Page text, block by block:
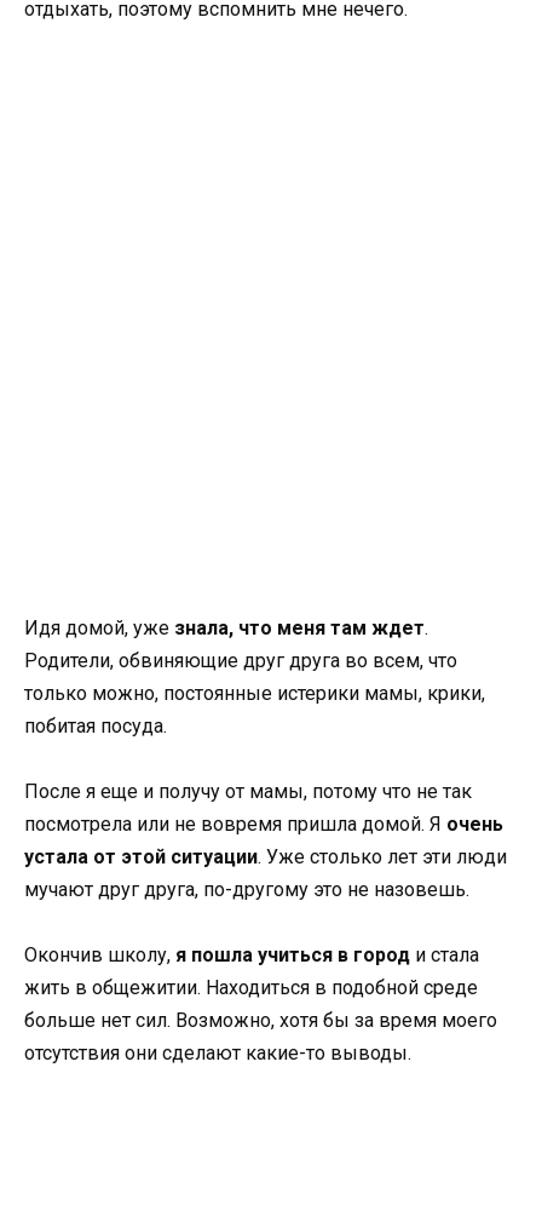
отдыхать, поэтому вспомнить мне нечего.
Идя домой, уже знала, что меня там ждет.
Родители, обвиняющие друг друга во всем, что
только можно, постоянные истерики мамы, крики,
побитая посуда.
После я еще и получу от мамы, потому что не так
посмотрела или не вовремя пришла домой. Я очень
устала от этой ситуации. Уже столько лет эти люди
мучают друг друга, по-другому это не назовешь.
Окончив школу, я пошла учиться в город и стала
жить в общежитии. Находиться в подобной среде
больше нет сил. Возможно, хотя бы за время моего
отсутствия они сделают какие-то выводы.